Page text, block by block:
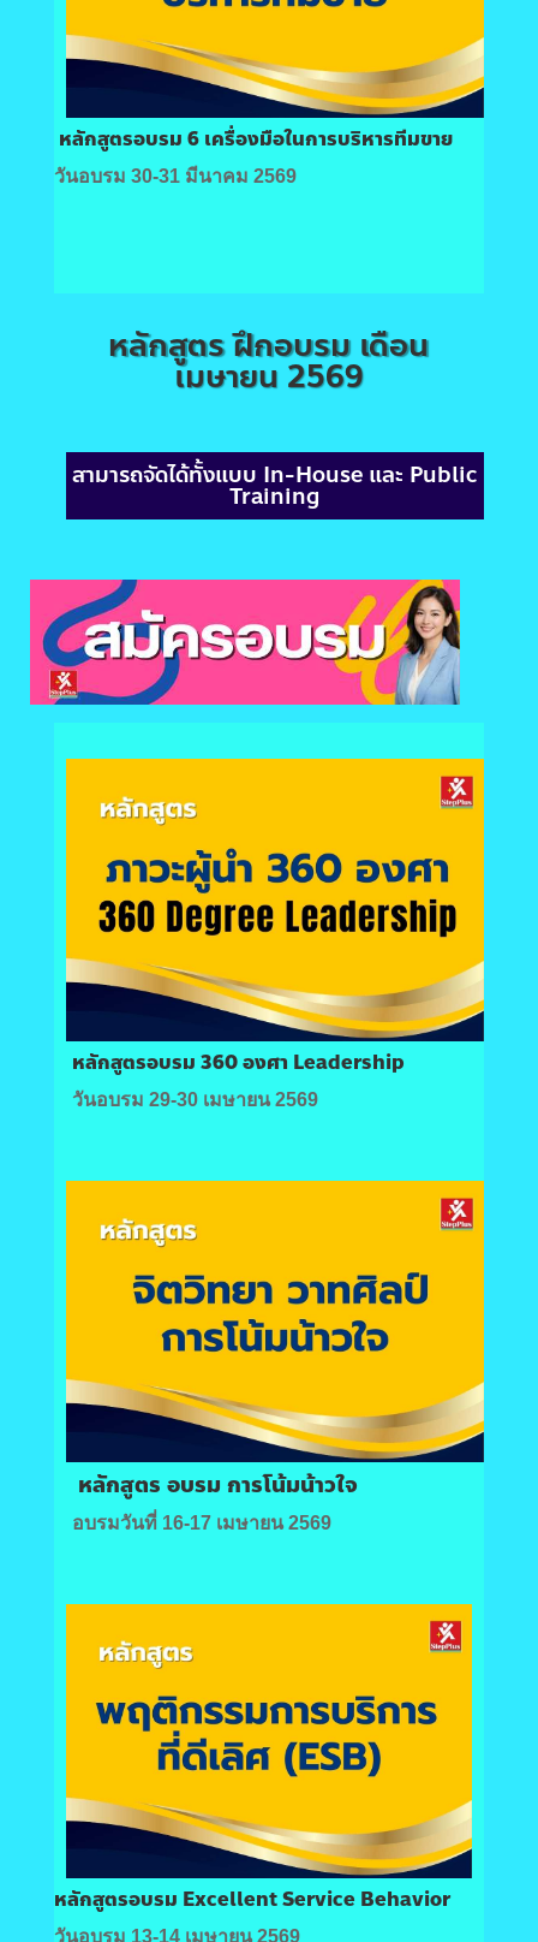
หลักสูตรอบรม 6 เครื่องมือในการบริหารทีมขาย
วันอบรม 30-31 มีนาคม 2569
หลักสูตร ฝึกอบรม เดือน
เมษายน 2569
สามารถจัดได้ทั้งแบบ In-House และ Public
Training
หลักสูตรอบรม 360 องศา Leadership
วันอบรม 29-30 เมษายน 2569
หลักสูตร อบรม การโน้มน้าวใจ
อบรมวันที่ 16-17 เมษายน 2569
หลักสูตรอบรม Excellent Service Behavior
วันอบรม 13-14 เมษายน 2569